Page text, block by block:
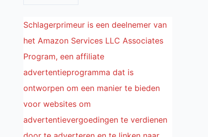
Schlagerprimeur is een deelnemer van
het Amazon Services LLC Associates
Program, een affiliate
advertentieprogramma dat is
ontworpen om een manier te bieden
voor websites om
advertentievergoedingen te verdienen